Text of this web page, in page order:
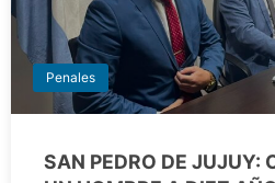
Penales
SAN PEDRO DE JUJUY: